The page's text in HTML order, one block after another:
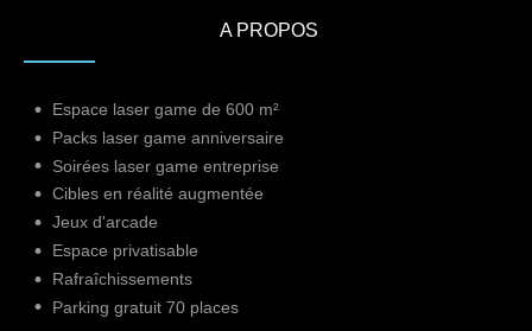
A PROPOS
Espace laser game de 600 m²
Packs laser game anniversaire
Soirées laser game entreprise
Cibles en réalité augmentée
Jeux d'arcade
Espace privatisable
Rafraîchissements
Parking gratuit 70 places